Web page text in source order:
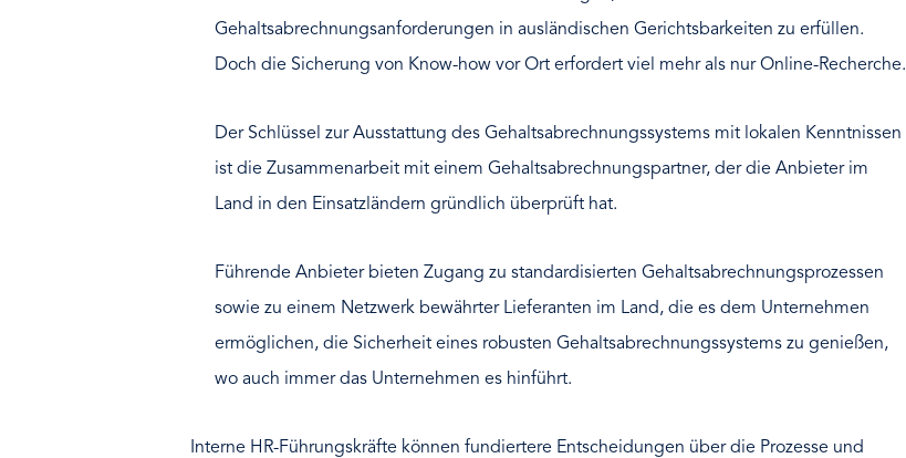
Gehaltsabrechnungsanforderungen in ausländischen Gerichtsbarkeiten zu erfüllen.
Doch die Sicherung von Know-how vor Ort erfordert viel mehr als nur Online-Recherche.
Der Schlüssel zur Ausstattung des Gehaltsabrechnungssystems mit lokalen Kenntnissen
ist die Zusammenarbeit mit einem Gehaltsabrechnungspartner, der die Anbieter im
Land in den Einsatzländern gründlich überprüft hat.
Führende Anbieter bieten Zugang zu standardisierten Gehaltsabrechnungsprozessen
sowie zu einem Netzwerk bewährter Lieferanten im Land, die es dem Unternehmen
ermöglichen, die Sicherheit eines robusten Gehaltsabrechnungssystems zu genießen,
wo auch immer das Unternehmen es hinführt.
Interne HR-Führungskräfte können fundiertere Entscheidungen über die Prozesse und